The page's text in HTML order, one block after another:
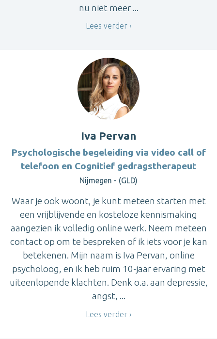
nu niet meer ...
Lees verder
Iva Pervan
Psychologische begeleiding via video call of
telefoon en Cognitief gedragstherapeut
Nijmegen - (GLD)
Waar je ook woont, je kunt meteen starten met
een vrijblijvende en kosteloze kennismaking
aangezien ik volledig online werk. Neem meteen
contact op om te bespreken of ik iets voor je kan
betekenen. Mijn naam is Iva Pervan, online
psycholoog, en ik heb ruim 10-jaar ervaring met
uiteenlopende klachten. Denk o.a. aan depressie,
angst, ...
Lees verder